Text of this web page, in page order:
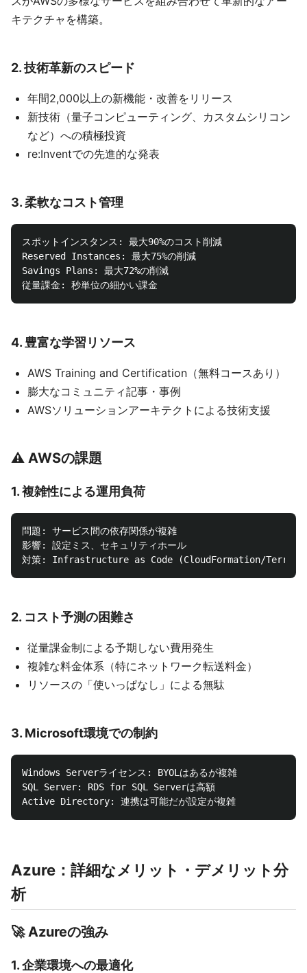
キテクチャを構築。
2.技術革新のスピード
年間2,000以上の新機能・改善をリリース
新技術（量子コンピューティング、カスタムシリコン
など）への積極投資
re:Inventでの先進的な発表
3.柔軟なコスト管理
スポットインスタンス: 最大90%のコスト削減
Reserved Instances: 最大75%の削減
Savings Plans: 最大72%の削減
4.豊富な学習リソース
AWS Training and Certification（無料コースあり）
膨大なコミュニティ記事・事例
AWSソリューションアーキテクトによる技術支援
⚠️ AWSの課題
1.複雑性による運用負荷
問題: サービス間の依存関係が複雑
影響: 設定ミス、セキュリティホール
2. コスト予測の困難さ
従量課金制による予期しない費用発生
複雑な料金体系（特にネットワーク転送料金）
リソースの「使いっぱなし」による無駄
3.Microsoft環境での制約
Windows Serverライセンス: BYOLはあるが複雑
SQL Server: RDS for SQL Serverは高額
Azure：詳細なメリット・デメリット分
析
🚀 Azureの強み
1.企業環境への最適化